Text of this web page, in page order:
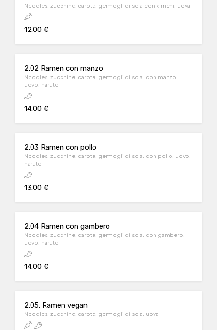
Noodles, zucchine, carote, germogli di soia con kimchi, uova
12.00 €
2.02 Ramen con manzo
Noodles, zucchine, carote, germogli di soia, con manzo,
uovo, naruto
14.00 €
2.03 Ramen con pollo
Noodles, zucchine, carote, germogli di soia, con pollo, uovo,
naruto
13.00 €
2.04 Ramen con gambero
Noodles, zucchine, carote, germogli di soia, con gambero,
uovo, naruto
14.00 €
2.05. Ramen vegan
Noodles, zucchine, carote, germogli di soia, uova